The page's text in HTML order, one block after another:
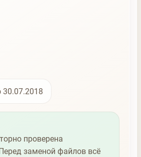
30.07.2018
проверена
заменой файлов всё